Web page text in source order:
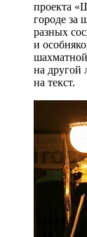
проекта
городе за
разных
и
на другой
на текст.